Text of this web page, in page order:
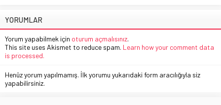
YORUMLAR
Yorum yapabilmek için oturum açmalısınız.
This site uses Akismet to reduce spam. Learn how your comment data
is processed.
Henüz yorum yapılmamış. İlk yorumu yukarıdaki form aracılığıyla siz
yapabilirsiniz.